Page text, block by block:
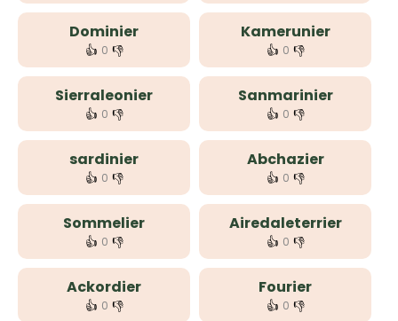
Dominier
👍 0 👎
Kamerunier
👍 0 👎
Sierraleonier
👍 0 👎
Sanmarinier
👍 0 👎
sardinier
👍 0 👎
Abchazier
👍 0 👎
Sommelier
👍 0 👎
Airedaleterrier
👍 0 👎
Ackordier
👍 0 👎
Fourier
👍 0 👎